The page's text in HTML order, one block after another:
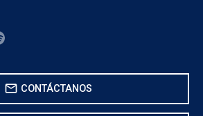
mail CONTÁCTANOS